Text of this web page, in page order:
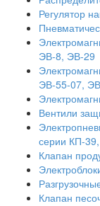
Регулятор
ЭВ-8, ЭВ-29
ЭВ-55-07,
Вентили
серии КП-
Клапан
Клапан